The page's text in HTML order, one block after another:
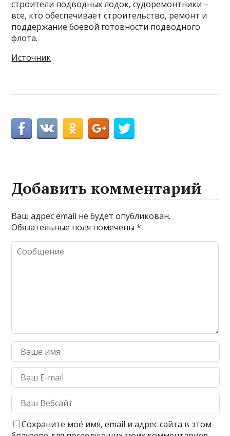
строители подводных лодок, судоремонтники –
все, кто обеспечивает строительство, ремонт и
поддержание боевой готовности подводного
флота.
Источник
Добавить комментарий
Ваш адрес email не будет опубликован.
Обязательные поля помечены*
Сохраните моё имя, email и адрес сайта в этом